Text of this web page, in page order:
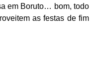
em Boruto… bom, todo
as festas de fim